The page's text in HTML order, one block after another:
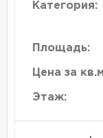
Категория:
Площадь:
Цена за
Этаж: